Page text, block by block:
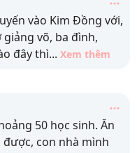
vào Kim Đồng với,
võ, ba đình,
đây thì... Xem thêm
50 học sinh. Ăn
con nhà mình